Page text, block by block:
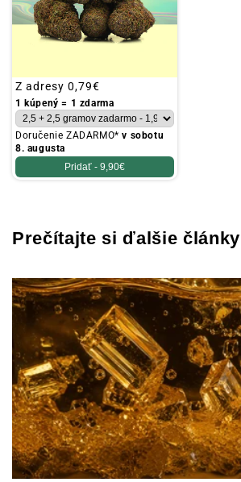
Obvyklá
cena
Z adresy 0,79€
1 kúpený = 1 zdarma
Doručenie ZADARMO*v sobotu
8. augusta
Pridať - 9,90€
Prečítajte si ďalšie články